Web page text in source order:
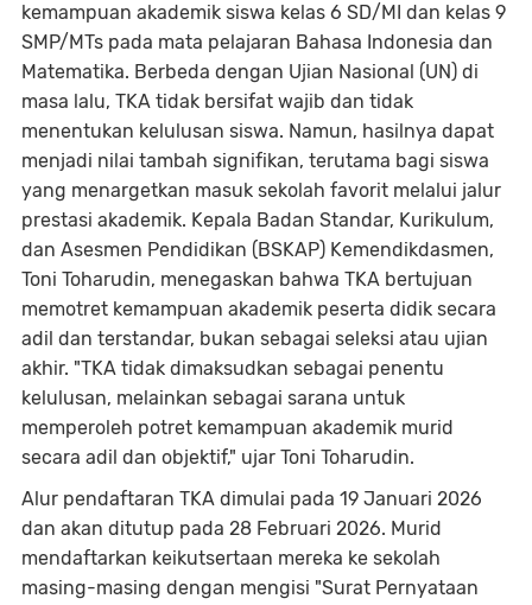
kemampuan akademik siswa kelas 6 SD/MI dan kelas 9
SMP/MTs pada mata pelajaran Bahasa Indonesia dan
Matematika. Berbeda dengan Ujian Nasional (UN) di
masa lalu, TKA tidak bersifat wajib dan tidak
menentukan kelulusan siswa. Namun, hasilnya dapat
menjadi nilai tambah signifikan, terutama bagi siswa
yang menargetkan masuk sekolah favorit melalui jalur
prestasi akademik. Kepala Badan Standar, Kurikulum,
dan Asesmen Pendidikan (BSKAP) Kemendikdasmen,
Toni Toharudin, menegaskan bahwa TKA bertujuan
memotret kemampuan akademik peserta didik secara
adil dan terstandar, bukan sebagai seleksi atau ujian
akhir. "TKA tidak dimaksudkan sebagai penentu
kelulusan, melainkan sebagai sarana untuk
memperoleh potret kemampuan akademik murid
secara adil dan objektif," ujar Toni Toharudin.
Alur pendaftaran TKA dimulai pada 19 Januari 2026
dan akan ditutup pada 28 Februari 2026. Murid
mendaftarkan keikutsertaan mereka ke sekolah
masing-masing dengan mengisi "Surat Pernyataan